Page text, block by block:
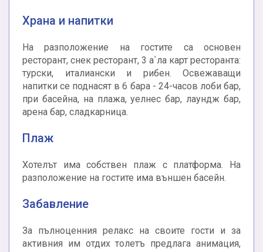
Храна и напитки
На разположение на гостите са основен
ресторант, снек ресторант, 3 а`ла карт ресторанта:
турски, италиански и рибен. Освежаващи
напитки се поднасят в 6 бара - 24-часов лоби бар,
при басейна, на плажа, уелнес бар, лаундж бар,
арена бар, сладкарница.
Плаж
Хотелът има собствен плаж с платформа. На
разположение на гостите има външен басейн.
Забавление
За пълноценния релакс на своите гости и за
активния им отдих толетъ предлага анимация,